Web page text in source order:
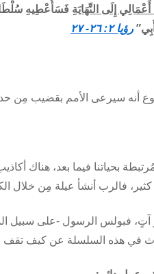
”رؤيا ٢: ٢٦- ٢٧
أنه سيرعى الأمم بقضيب مِن
بحياتنا فيما بعد، هناك
فالرب أنشأ عيلة مِن خلال
فبولس الرسول -على سبيل
في هذه السلسلة عن كيف تقف